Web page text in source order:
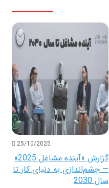
25/10/2025
گزارش «آینده مشاغل 2025»
— چشم‌اندازی به دنیای کار تا
سال 2030